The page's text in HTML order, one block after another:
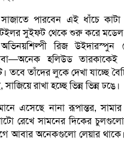
সাজাতে পারবেন এই ধাঁচে
সুইফট থেকে শুরু করে
অভিনয়শিল্পী রিজ উইদারস্পুন
হলিউড তারকাকেই
তবে তাঁদের লুকে দেখা যাচ্ছে
রাখা হচ্ছে ভিন্ন ভিন্ন ঢঙে।
এসেছে নানা রূপান্তর,
রেখে সামনের দিকের চুলগুলো
আবার অনেকগুলো লেয়ার